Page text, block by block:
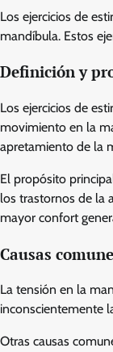
Los ejercicios de
mandíbula. Estos
Definición y
Los ejercicios de
movimiento en la
apretamiento de la
El propósito
los trastornos de la
mayor confort
Causas
La tensión en la
inconscientemente
Otras causas